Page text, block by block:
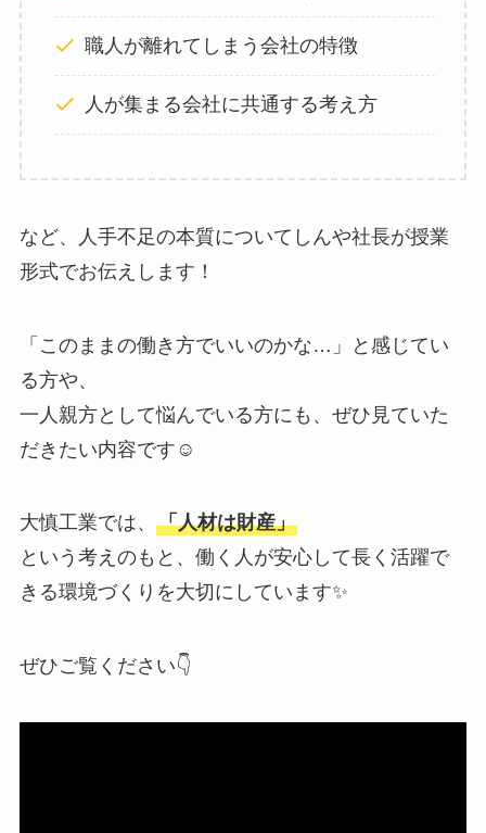
職人が離れてしまう会社の特徴
人が集まる会社に共通する考え方
など、人手不足の本質についてしんや社長が授業
形式でお伝えします！
「このままの働き方でいいのかな…」と感じてい
る方や、
一人親方として悩んでいる方にも、ぜひ見ていた
だきたい内容です☺️
大慎工業では、 「人材は財産」
という考えのもと、働く人が安心して長く活躍で
きる環境づくりを大切にしています✨
ぜひご覧ください👇